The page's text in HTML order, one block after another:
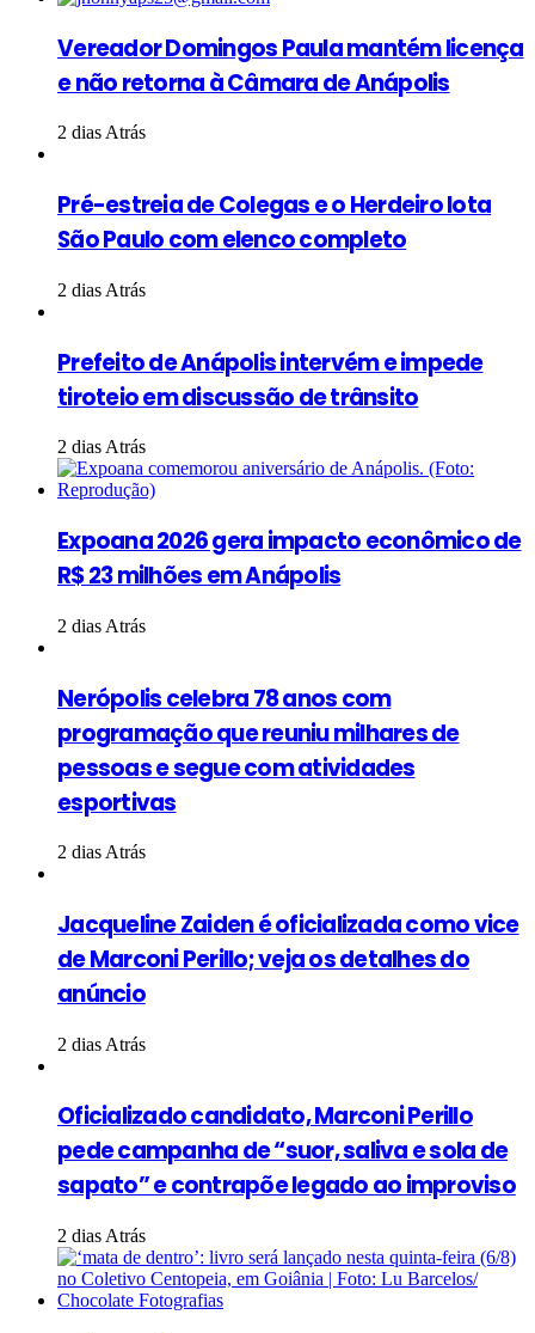
Vereador Domingos Paula mantém licença
e não retorna à Câmara de Anápolis
2 dias Atrás
Pré-estreia de Colegas e o Herdeiro lota
São Paulo com elenco completo
2 dias Atrás
Prefeito de Anápolis intervém e impede
tiroteio em discussão de trânsito
2 dias Atrás
Expoana 2026 gera impacto econômico de
R$ 23 milhões em Anápolis
2 dias Atrás
Nerópolis celebra 78 anos com
programação que reuniu milhares de
pessoas e segue com atividades
esportivas
2 dias Atrás
Jacqueline Zaiden é oficializada como vice
de Marconi Perillo; veja os detalhes do
anúncio
2 dias Atrás
Oficializado candidato, Marconi Perillo
pede campanha de “suor, saliva e sola de
sapato” e contrapõe legado ao improviso
2 dias Atrás